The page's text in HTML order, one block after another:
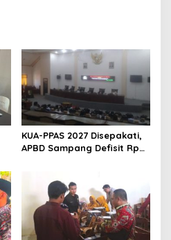
KUA-PPAS 2027 Disepakati,
APBD Sampang Defisit Rp